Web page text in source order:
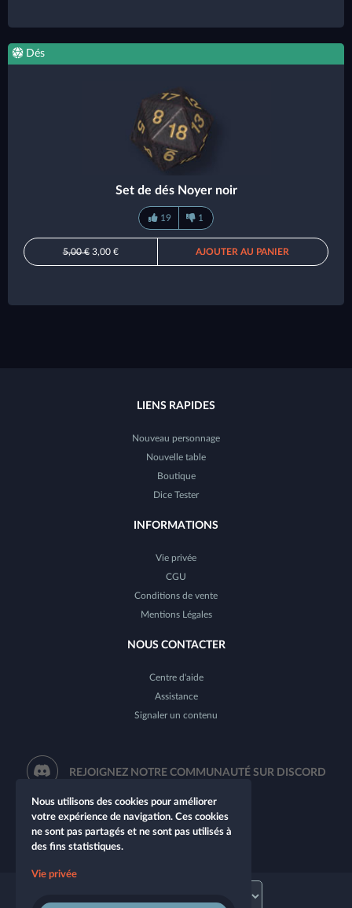
Dés
Set de dés Noyer noir
19 1
5,00 €3,00 € AJOUTER AU PANIER
LIENS RAPIDES
Nouveau personnage
Nouvelle table
Boutique
Dice Tester
INFORMATIONS
Vie privée
CGU
Conditions de vente
Mentions Légales
NOUS CONTACTER
Centre d'aide
Assistance
Signaler un contenu
REJOIGNEZ NOTRE COMMUNAUTÉ SUR DISCORD
Nous utilisons des cookies pour améliorer
votre expérience de navigation. Ces cookies
ne sont pas partagés et ne sont pas utilisés à
des fins statistiques.
Vie privée